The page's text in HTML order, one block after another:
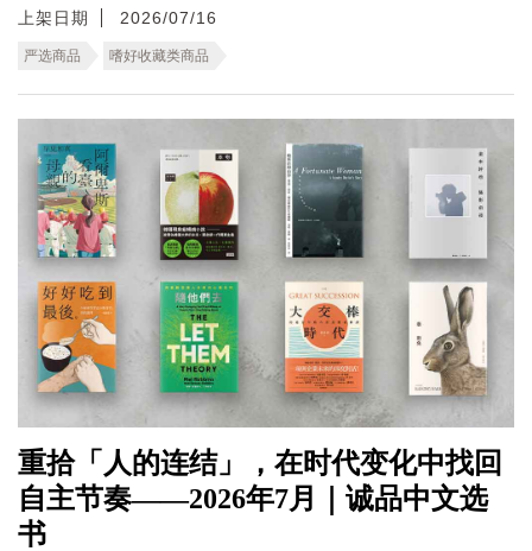
上架日期 2026/07/16
严选商品 嗜好收藏类商品
重拾「人的连结」，在时代变化中找回
自主节奏——2026年7月｜诚品中文选
书